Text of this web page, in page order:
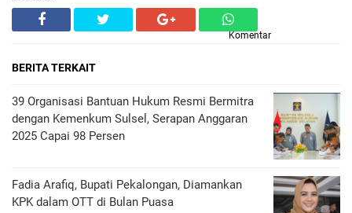
Komentar
BERITA TERKAIT
39 Organisasi Bantuan Hukum Resmi Bermitra
dengan Kemenkum Sulsel, Serapan Anggaran
2025 Capai 98 Persen
Fadia Arafiq, Bupati Pekalongan, Diamankan
KPK dalam OTT di Bulan Puasa